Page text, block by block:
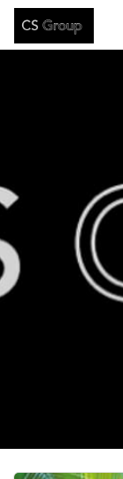
Skip header
CS GROUP